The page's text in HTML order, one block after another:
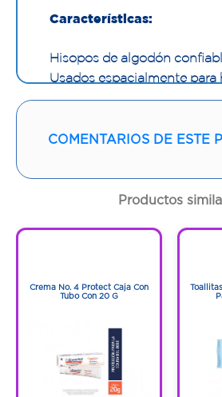
Características:
Hisopos de algodón
Usados espacialmente para
personal y primeros auxilios.
COMENTARIOS DE ESTE
Productos
Crema No. 4 Protect Caja Con
Tubo Con 20 G